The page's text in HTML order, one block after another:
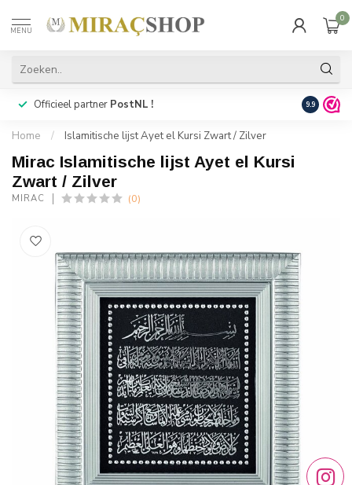
MENU
0
Officieel partner PostNL ! Snelle
9.9
Home / Islamitische lijst Ayet el Kursi Zwart / Zilver
Mirac Islamitische lijst Ayet el Kursi
Zwart / Zilver
MIRAC (0)